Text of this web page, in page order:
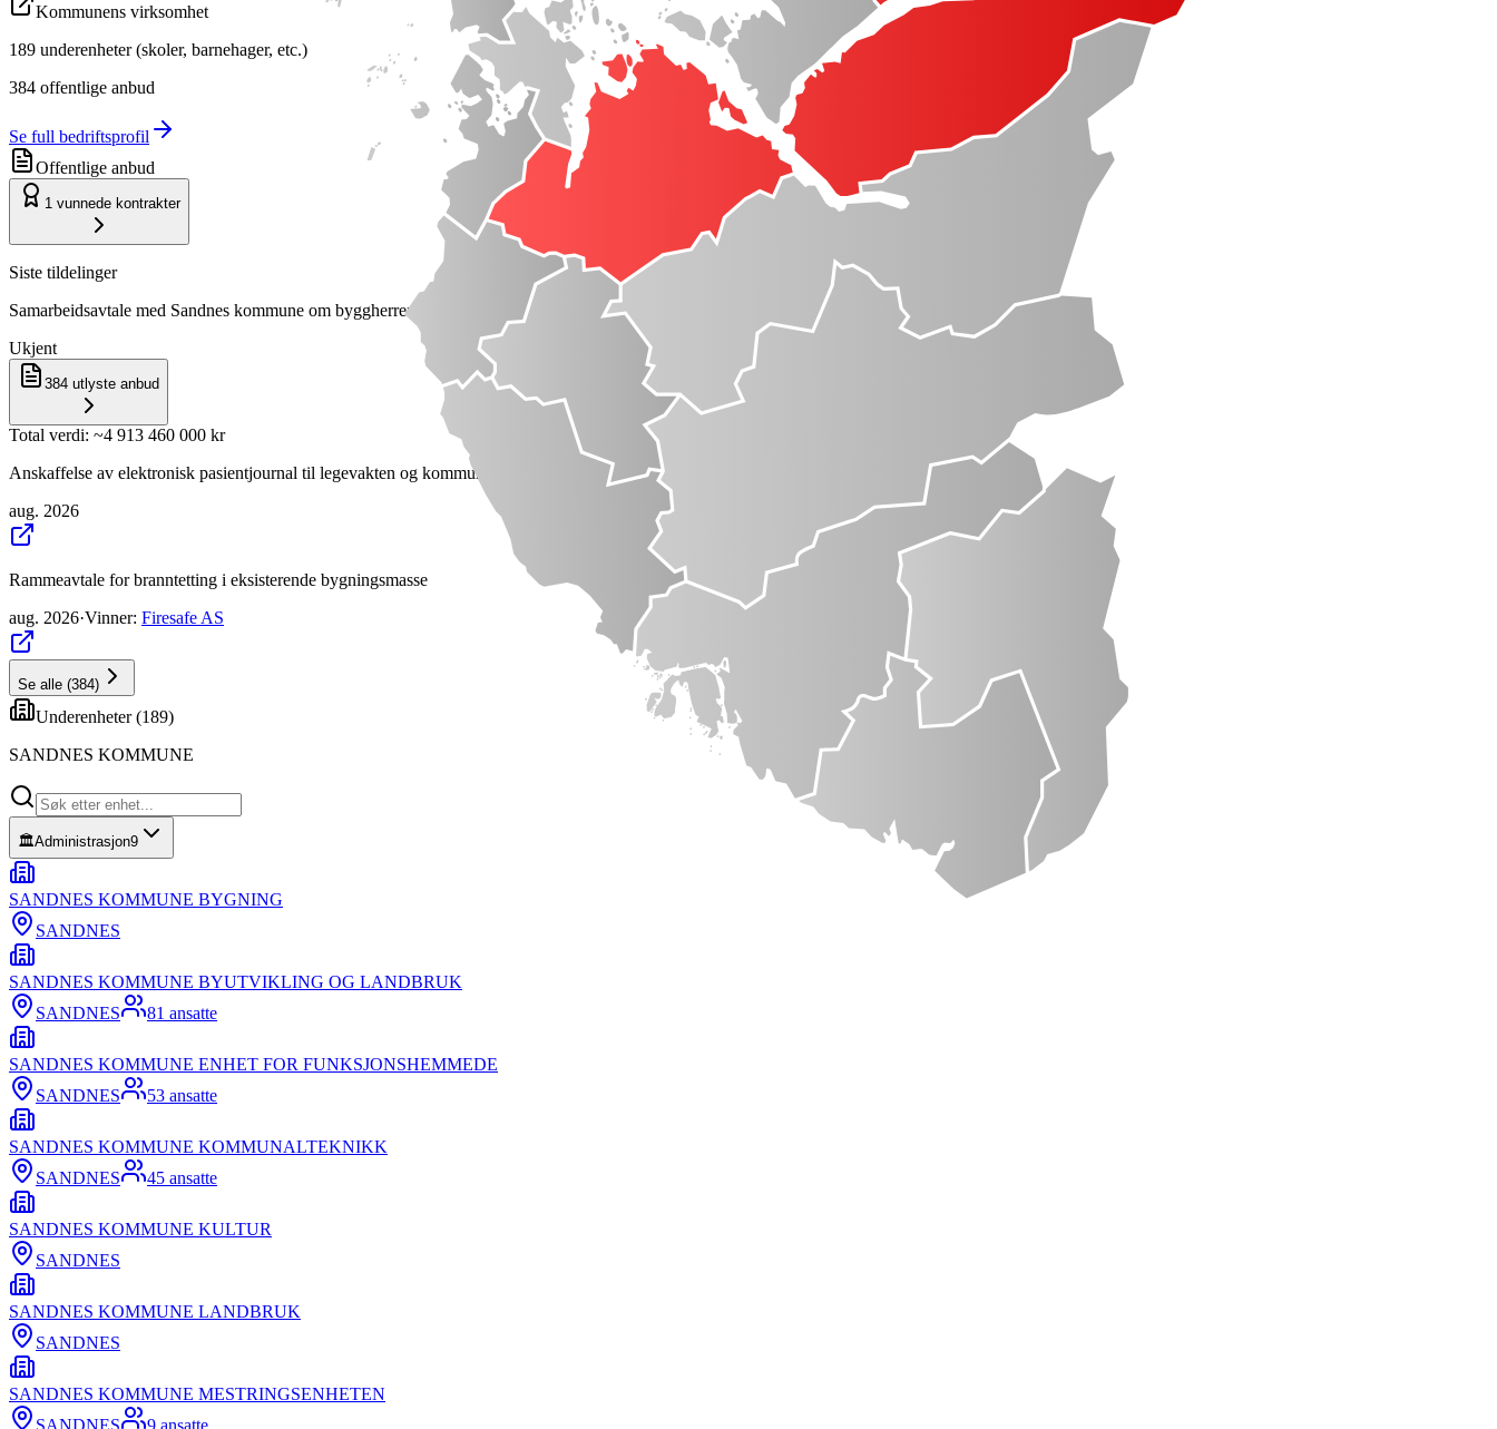
Kommunens virksomhet
189 underenheter (skoler, barnehager, etc.)
384 offentlige anbud
Se full bedriftsprofil
Offentlige anbud
1 vunnede kontrakter
Siste tildelinger
Samarbeidsavtale med Sandnes kommune om byggherrerolle
Ukjent
384 utlyste anbud
Total verdi: ~4 913 460 000 kr
Anskaffelse av elektronisk pasientjournal til legevakten og kommunale legekontor
aug. 2026
Rammeavtale for branntetting i eksisterende bygningsmasse
aug. 2026·Vinner: Firesafe AS
Se alle (384)
Underenheter (189)
SANDNES KOMMUNE
🏛️Administrasjon9
SANDNES KOMMUNE BYGNING
SANDNES
SANDNES KOMMUNE BYUTVIKLING OG LANDBRUK
SANDNES
81 ansatte
SANDNES KOMMUNE ENHET FOR FUNKSJONSHEMMEDE
SANDNES
53 ansatte
SANDNES KOMMUNE KOMMUNALTEKNIKK
SANDNES
45 ansatte
SANDNES KOMMUNE KULTUR
SANDNES
SANDNES KOMMUNE LANDBRUK
SANDNES
SANDNES KOMMUNE MESTRINGSENHETEN
SANDNES
9 ansatte